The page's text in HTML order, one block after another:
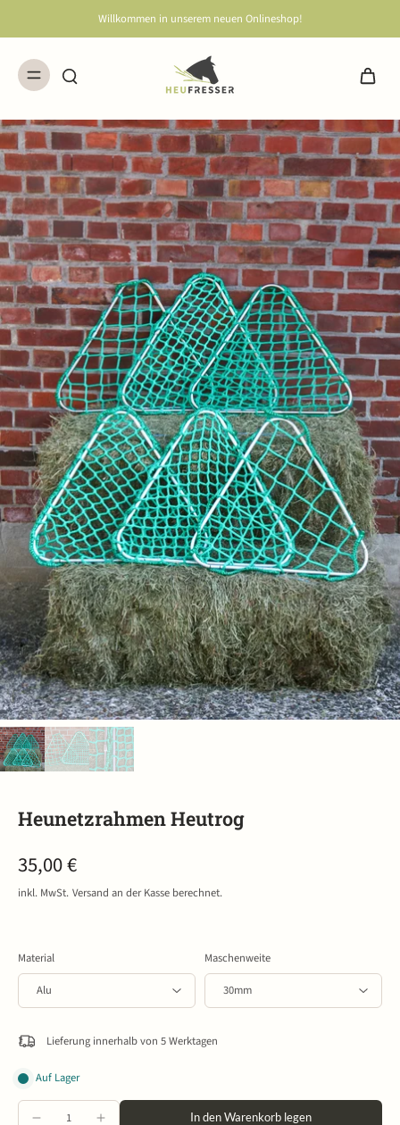
Willkommen in unserem neuen Onlineshop!
Heunetzrahmen Heutrog
35,00 €
inkl. MwSt. Versand an der Kasse berechnet.
Material Maschenweite
Lieferung innerhalb von 5 Werktagen
Auf Lager
In den Warenkorb legen